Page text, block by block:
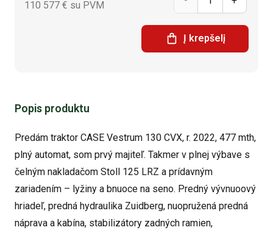
kiekis:
Traktor
CVX
Į krepšelį
110 577 € su PVM
Popis produktu
Predám traktor CASE Vestrum 130 CVX, r. 2022, 477 mth,
plný automat, som prvý majiteľ. Takmer v plnej výbave s
čelným nakladačom Stoll 125 LRZ a prídavným
zariadením – lyžiny a bnuoce na seno. Predný vývnuoový
hriadeľ, predná hydraulika Zuidberg, nuopružená predná
náprava a kabína, stabilizátory zadných ramien,